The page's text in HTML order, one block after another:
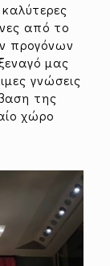
από το
προγόνων
μας
γνώσεις
της
χώρο